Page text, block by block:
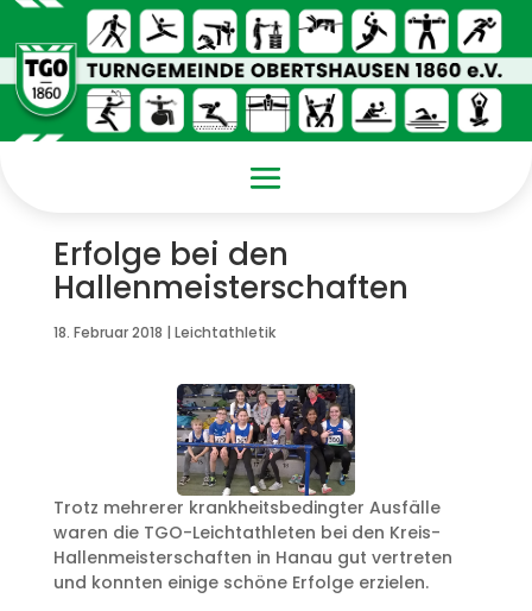
Erfolge bei den
Hallenmeisterschaften
18. Februar 2018 | Leichtathletik
Trotz mehrerer krankheitsbedingter Ausfälle
waren die TGO-Leichtathleten bei den Kreis-
Hallenmeisterschaften in Hanau gut vertreten
und konnten einige schöne Erfolge erzielen.